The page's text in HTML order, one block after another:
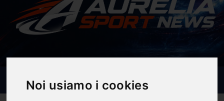
Noi usiamo i cookies